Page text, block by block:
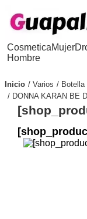
Cosmetica
Hombre
Mujer
Inicio Varios
Botella
DONNA KARAN BE